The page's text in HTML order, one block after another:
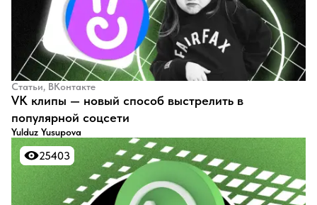
Статьи, ВКонтакте
​VK клипы — новый способ выстрелить в
популярной соцсети
Yulduz Yusupova
25403
25403